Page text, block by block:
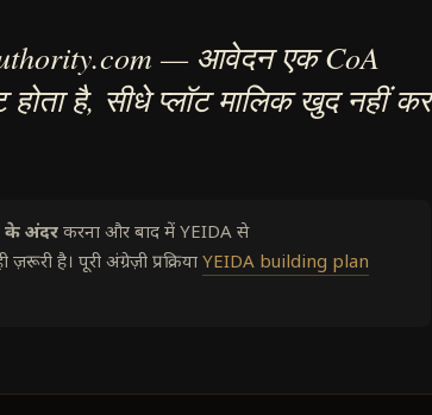
— आवेदन एक CoA
होता है, सीधे प्लॉट मालिक खुद नहीं कर
के अंदर करना और बाद में YEIDA से
ज़रूरी है। पूरी अंग्रेज़ी प्रक्रिया YEIDA building plan